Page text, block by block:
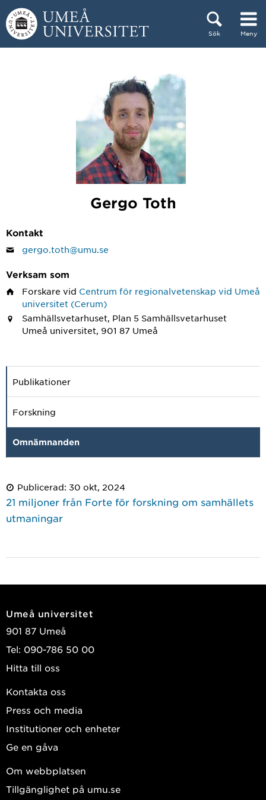
Hoppa direkt till innehållet
Sök Meny
Gergo Toth
Kontakt
gergo.toth@umu.se
Verksam som
Forskare vid Centrum för regionalvetenskap vid Umeå
universitet (Cerum)
Samhällsvetarhuset, Plan 5 Samhällsvetarhuset
Umeå universitet, 901 87 Umeå
Publikationer
Forskning
Omnämnanden
Publicerad: 30 okt, 2024
21 miljoner från Forte för forskning om samhällets
utmaningar
Umeå universitet
901 87 Umeå
Tel: 090-786 50 00
Hitta till oss
Kontakta oss
Press och media
Institutioner och enheter
Ge en gåva
Om webbplatsen
Tillgänglighet på umu.se